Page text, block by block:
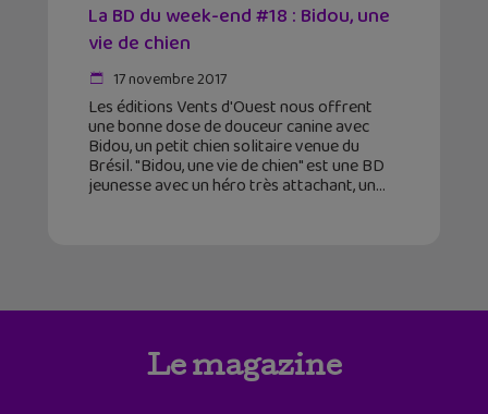
La BD du week-end #18 : Bidou, une
vie de chien
17 novembre 2017
Les éditions Vents d'Ouest nous offrent
une bonne dose de douceur canine avec
Bidou, un petit chien solitaire venue du
Brésil. "Bidou, une vie de chien" est une BD
jeunesse avec un héro très attachant, un
Le magazine